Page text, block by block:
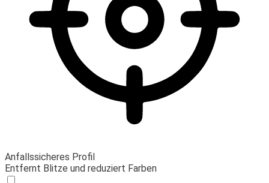
Anfallssicheres Profil
Entfernt Blitze und reduziert Farben